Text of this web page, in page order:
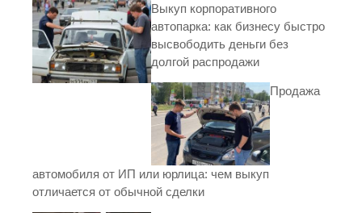
Выкуп корпоративного
автопарка: как бизнесу быстро
высвободить деньги без
долгой распродажи
Продажа
автомобиля от ИП или юрлица: чем выкуп
отличается от обычной сделки